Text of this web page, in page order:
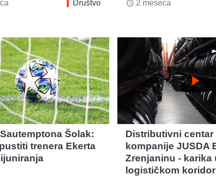
Društvo access_time 2 meseca
Šolak:
trenera Ekerta
play_arrow
Distributivni centar
kompanije JUSDA
Zrenjaninu - karika
logističkom